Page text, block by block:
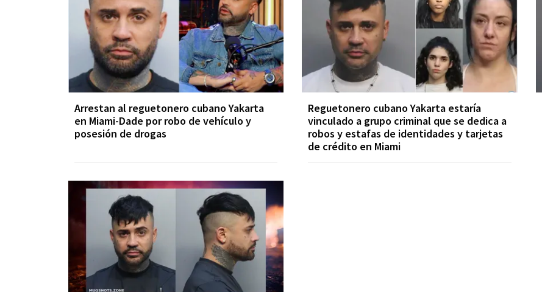
Arrestan al reguetonero cubano Yakarta
en Miami-Dade por robo de vehículo y
posesión de drogas
Reguetonero cubano Yakarta estaría
vinculado a grupo criminal que se dedica a
robos y estafas de identidades y tarjetas
de crédito en Miami